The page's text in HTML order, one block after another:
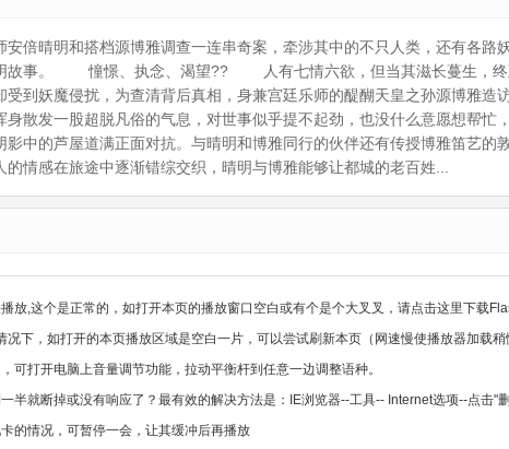
安倍晴明和搭档源博雅调查一连串奇案，牵涉其中的不只人类，还有各路
明故事。 憧憬、执念、渴望?? 人有七情六欲，但当其滋长蔓生，
到妖魔侵扰，为查清背后真相，身兼宫廷乐师的醍醐天皇之孙源博雅造
散发一股超脱凡俗的气息，对世事似乎提不起劲，也没什么意愿想帮忙
中的芦屋道满正面对抗。与晴明和博雅同行的伙伴还有传授博雅笛艺的
情感在旅途中逐渐错综交织，晴明与博雅能够让都城的老百姓...
放,这个是正常的，如打开本页的播放窗口空白或有个是个大叉叉，请点击这里下载
况下，如打开的本页播放区域是空白一片，可以尝试刷新本页（网速慢使播放器加载稍
可打开电脑上音量调节功能，拉动平衡杆到任意一边调整语种。
半就断掉或没有响应了？最有效的解决方法是：IE浏览器--工具-- Internet选项--点击"
的情况，可暂停一会，让其缓冲后再播放